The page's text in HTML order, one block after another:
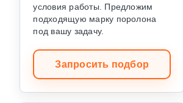
условия работы. Предложим
подходящую марку поролона
под вашу задачу.
Запросить подбор